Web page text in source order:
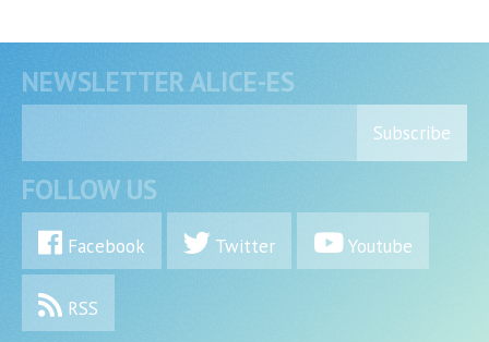
NEWSLETTER ALICE-ES
Subscribe
FOLLOW US
Facebook Twitter Youtube
RSS